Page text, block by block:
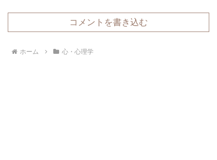
コメントを書き込む
ホーム 心・心理学